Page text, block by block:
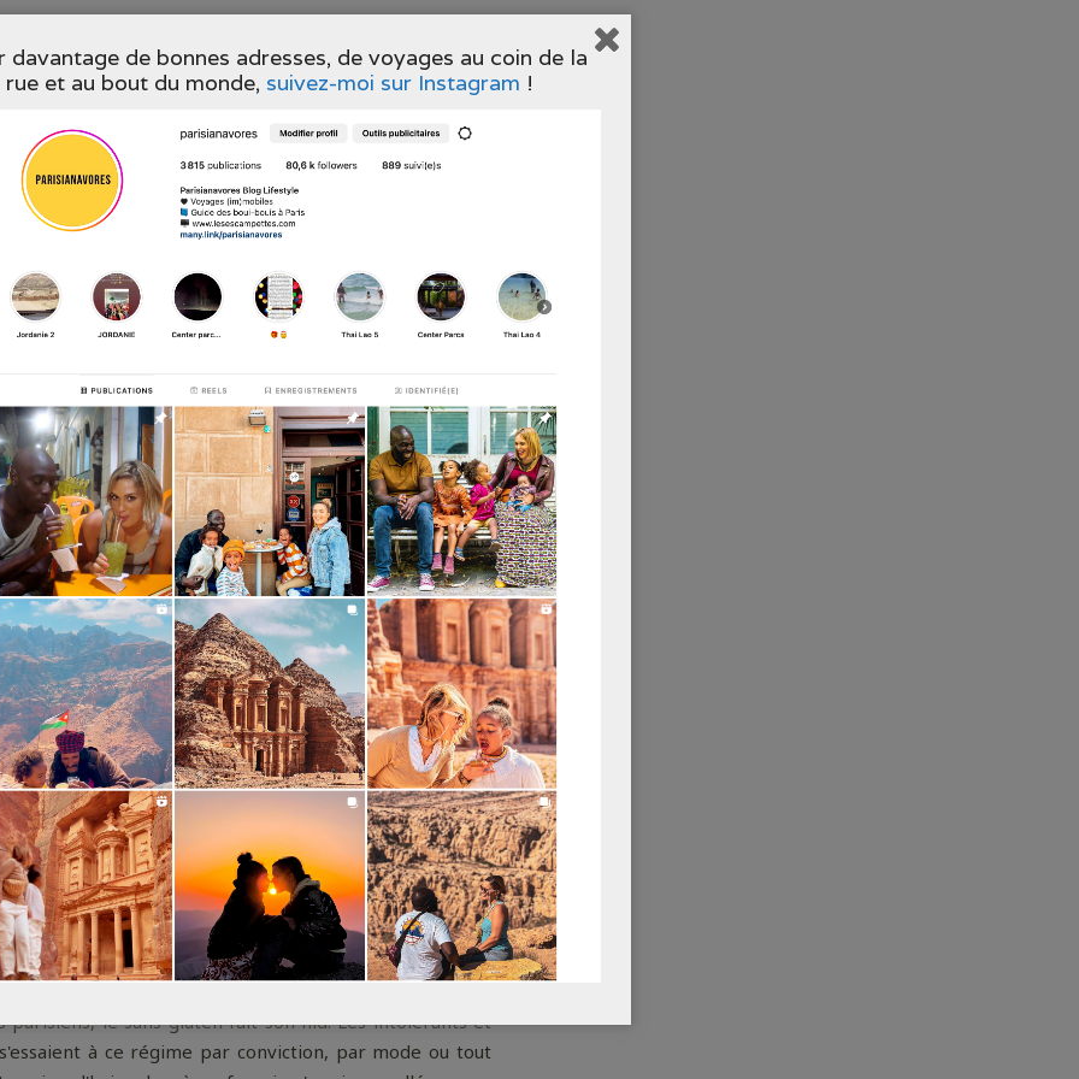
SALÉES ET
/ SANS LACTOSE
parisiens, le sans-gluten fait son nid. Les intolérants et
à ce régime par conviction, par mode ou tout
davantage de bonnes adresses, de voyages au coin de la
rue et au bout du monde, suivez-moi sur Instagram !